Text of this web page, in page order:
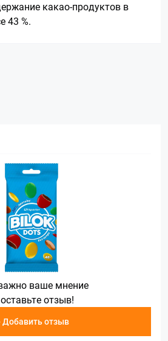
какао-продуктов в
43 %.
ваше мнение
отзыв!
Добавить отзыв